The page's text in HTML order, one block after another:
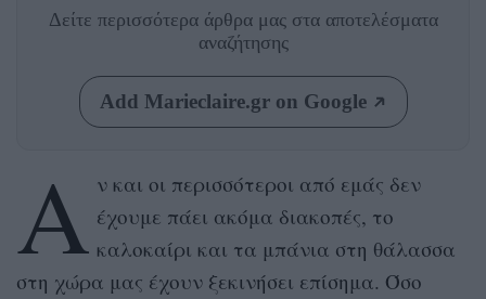
Δείτε περισσότερα άρθρα μας στα αποτελέσματα
αναζήτησης
Add Marieclaire.gr on Google
Α ν και οι περισσότεροι από εμάς δεν
έχουμε πάει ακόμα διακοπές, το
καλοκαίρι και τα μπάνια στη θάλασσα
στη χώρα μας έχουν ξεκινήσει επίσημα. Όσο